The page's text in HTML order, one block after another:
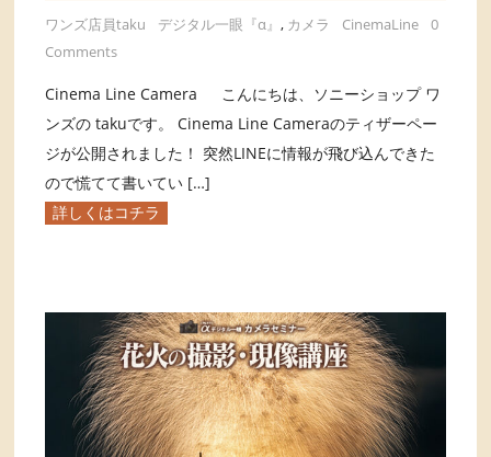
ワンズ店員taku デジタル一眼『α』, カメラ CinemaLine
0
Comments
Cinema Line Camera こんにちは、ソニーショップ ワ
ンズの takuです。 Cinema Line Cameraのティザーペー
ジが公開されました！ 突然LINEに情報が飛び込んできた
ので慌てて書いてい […]
詳しくはコチラ